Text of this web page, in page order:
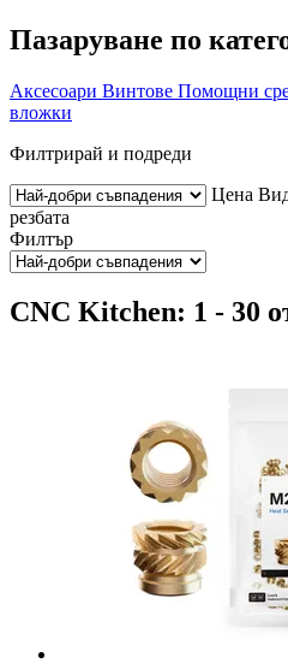
Пазаруване по
Аксесоари Винтове Помощни
вложки
Филтрирай и подреди
Цена
резбата
Филтър
CNC Kitchen: 1 - 30